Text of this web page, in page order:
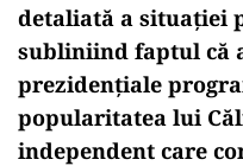
detaliată a situației
subliniind faptul că
prezidențiale
popularitatea lui
independent care